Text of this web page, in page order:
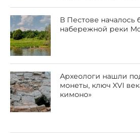
В Пестове началось
набережной реки
Археологи нашли
монеты, ключ XVI
кимоно»